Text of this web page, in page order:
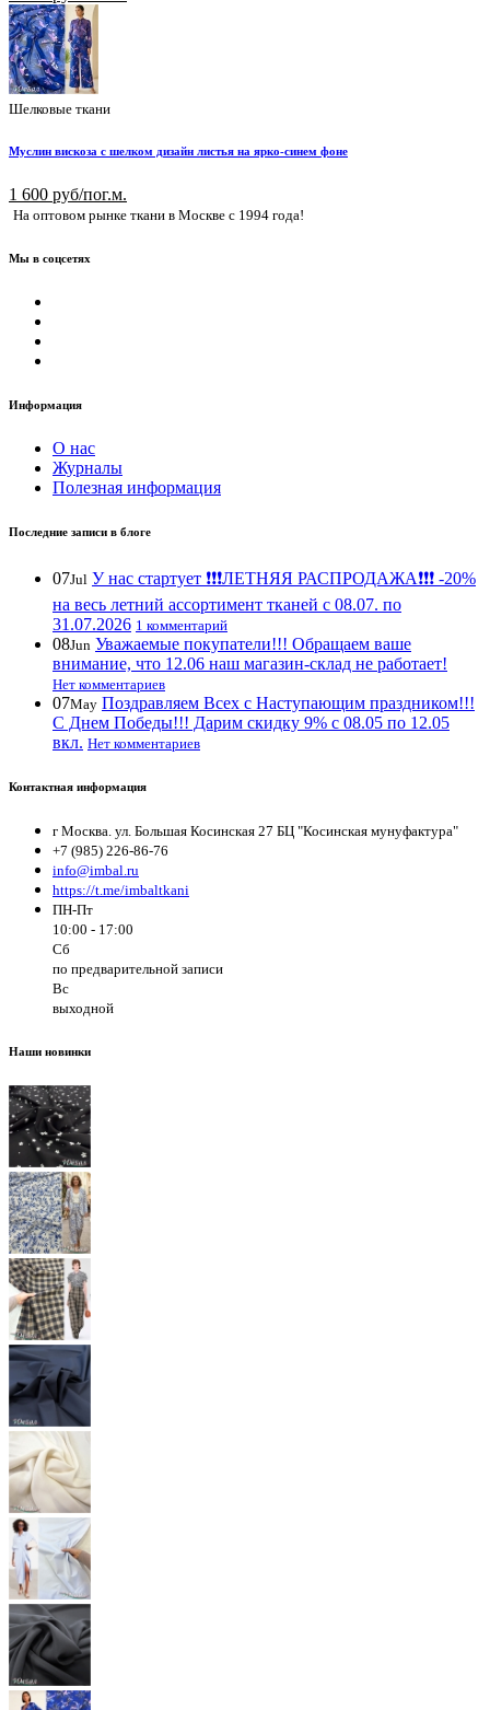
Шелковые ткани
Муслин вискоза с шелком дизайн листья на ярко-синем фоне
1 600 руб/пог.м.
На оптовом рынке ткани в Москве с 1994 года!
Мы в соцсетях
Информация
О нас
Журналы
Полезная информация
Последние записи в блоге
07Jul У нас стартует ❗️❗️❗️ЛЕТНЯЯ РАСПРОДАЖА❗️❗️❗️ -20%
на весь летний ассортимент тканей с 08.07. по
31.07.2026 1 комментарий
08Jun Уважаемые покупатели!!! Обращаем ваше
внимание, что 12.06 наш магазин-склад не работает!
Нет комментариев
07May Поздравляем Всех с Наступающим праздником!!!
С Днем Победы!!! Дарим скидку 9% с 08.05 по 12.05
вкл. Нет комментариев
Контактная информация
г Москва. ул. Большая Косинская 27 БЦ "Косинская мунуфактура"
+7 (985) 226-86-76
info@imbal.ru
https://t.me/imbaltkani
ПН-Пт
10:00 - 17:00
Сб
по предварительной записи
Вс
выходной
Наши новинки